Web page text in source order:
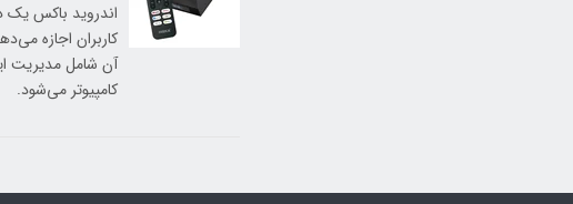
اندروید باکس یک
کاربران اجازه
آن شامل مدیریت
کامپیوتر می‌شود.